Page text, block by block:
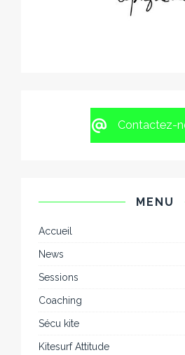
Contactez-
MENU
Accueil
News
Sessions
Coaching
Sécu kite
Kitesurf Attitude